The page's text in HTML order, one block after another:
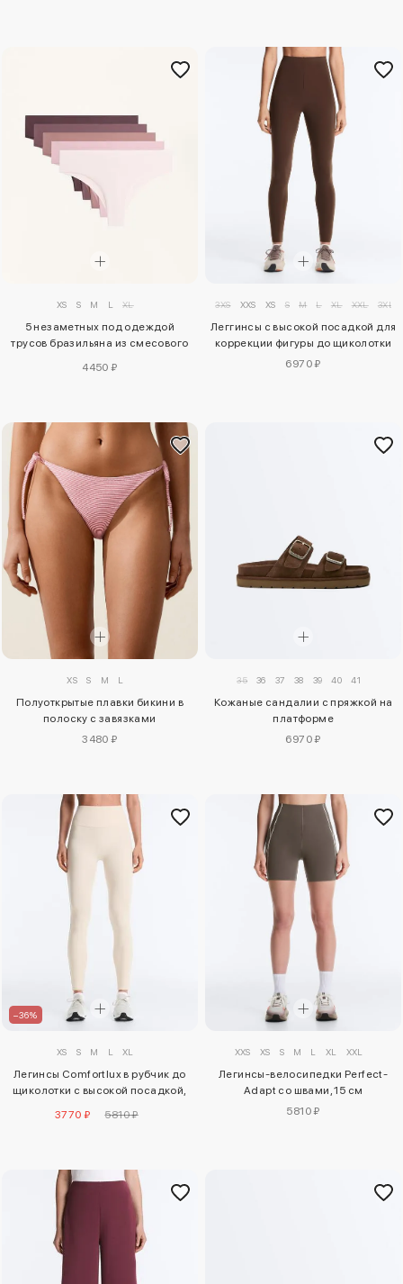
XS S M L XL
5 незаметных под одеждой
трусов бразильяна из смесового
4450 ₽
3XS XXS XS S M L XL XXL 3XL
Леггинсы с высокой посадкой для
коррекции фигуры до щиколотки
6970 ₽
XS S M L
Полуоткрытые плавки бикини в
полоску с завязками
3480 ₽
35 36 37 38 39 40 41
Кожаные сандалии с пряжкой на
платформе
6970 ₽
–36%
XS S M L XL
Легинсы Comfortlux в рубчик до
щиколотки с высокой посадкой,
3770 ₽ 5810 ₽
XXS XS S M L XL XXL
Легинсы-велосипедки Perfect-
Adapt со швами, 15 см
5810 ₽